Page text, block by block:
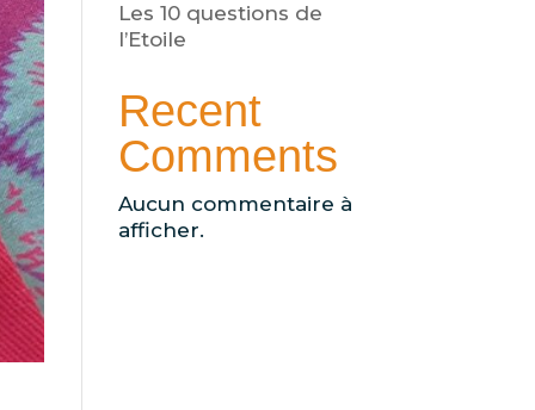
Les 10 questions de
l’Etoile
Recent
Comments
Aucun commentaire à
afficher.